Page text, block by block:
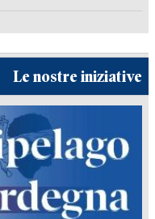
Le nostre iniziative